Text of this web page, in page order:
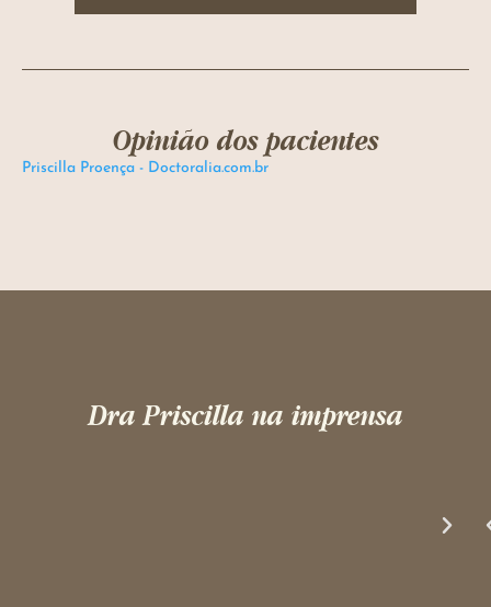
Opinião dos pacientes
Priscilla Proença - Doctoralia.com.br
Dra Priscilla na imprensa